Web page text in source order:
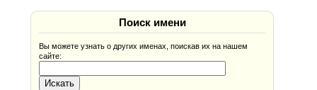
Поиск имени
Вы можете узнать о других именах, поискав их на нашем
сайте: